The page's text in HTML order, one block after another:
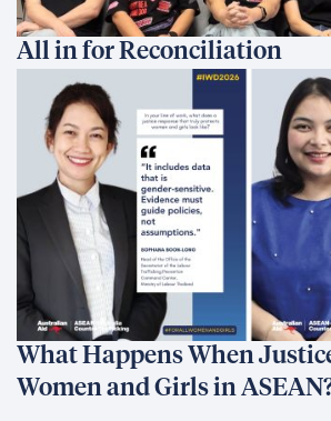
All in for Reconciliation
What Happens When
Women and Girls in